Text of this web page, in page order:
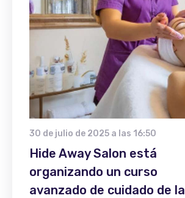
30 de julio de 2025 a las 16:50
Hide Away Salon está
organizando un curso
avanzado de cuidado de la